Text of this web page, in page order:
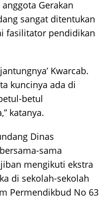
Gerakan
sangat ditentukan
fasilitator pendidikan
Kwarcab.
kuncinya ada di
betul
katanya.
Dinas
sama
mengikuti ekstra
di sekolah-sekolah
Permendikbud No 63